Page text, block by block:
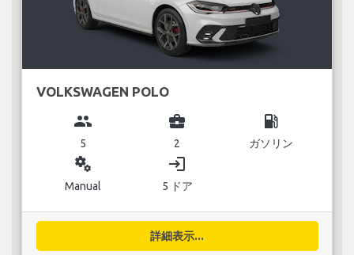
VOLKSWAGEN POLO
group
5
business_center
2
local_gas_station
ガソリン
miscellaneous_services
Manual
login
5 ドア
詳細表示...